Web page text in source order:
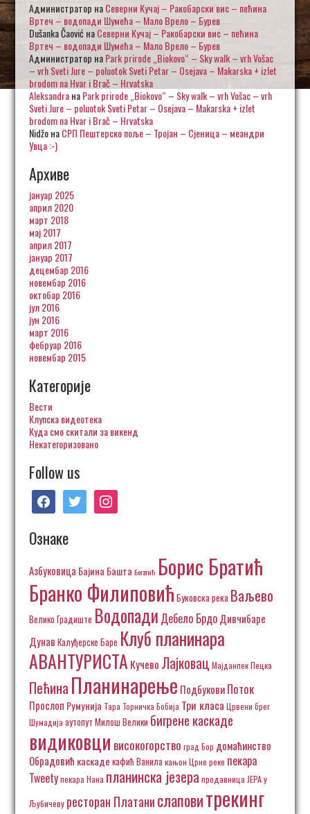
Администратор наСеверни Кучај – Ракобарски вис – пећина
Вртеч – водопади Шумећа – Мало Врело – Бурев
Dušanka ČaovićнаСеверни Кучај – Ракобарски вис – пећина
Вртеч – водопади Шумећа – Мало Врело – Бурев
Администратор наPark prirode „Biokovo“ – Sky walk – vrh Vošac
– vrh Sveti Jure – poluotok Sveti Petar – Osejava – Makarska + izlet
brodom na Hvar i Brač – Hrvatska
AleksandraнаPark prirode „Biokovo“ – Sky walk – vrh Vošac – vrh
Sveti Jure – poluotok Sveti Petar – Osejava – Makarska + izlet
brodom na Hvar i Brač – Hrvatska
NidžoнаСРП Пештерско поље – Тројан – Сјеница – меандри
Увца :-)
Архиве
јануар 2025
април 2020
март 2018
мај 2017
април 2017
јануар 2017
децембар 2016
новембар 2016
октобар 2016
јул 2016
јун 2016
март 2016
фебруар 2016
новембар 2015
Категорије
Вести
Клупска видеотека
Куда смо скитали за викенд
Некатегоризовано
Follow us
facebooktwitter instagram
Ознаке
Азбуковица Бајина Башта Богатић Борис Братић
Бранко Филиповић Буковска река Ваљево
Велико Градиште Водопади Дебело БрдоДивчибаре
Дунав Калуђерске Баре Клуб планинара
АВАНТУРИСТА Кучево Лајковац Мајданпек Пецка
Пећина Планинарење ПодбуковиПоток
Прослоп Румунија Тара Торничка Бобија Три класа Црвени брег
Шумадија аутопут Милош Велики бигрене каскаде
видиковци високогорство град Бор домаћинство
Обрадовић каскаде кафић Ванилакањон Црне реке пекара
Tweetyпекара Нана планинска језера продавница ЈЕРА у
Љубичеву ресторан Платанислаповитрекинг